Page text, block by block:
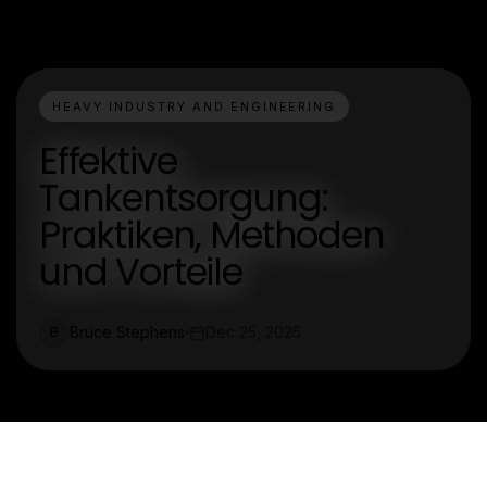
HEAVY INDUSTRY AND ENGINEERING
Effektive
Tankentsorgung:
Praktiken, Methoden
und Vorteile